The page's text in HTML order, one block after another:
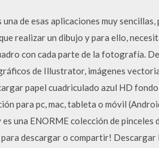
una de esas aplicaciones muy
realizar un dibujo y para ello,
con cada parte de la fotografía.
de Illustrator, imágenes
papel cuadriculado azul HD
para pc, mac, tableta o móvil
es una ENORME colección de
descargar o compartir! Descargar